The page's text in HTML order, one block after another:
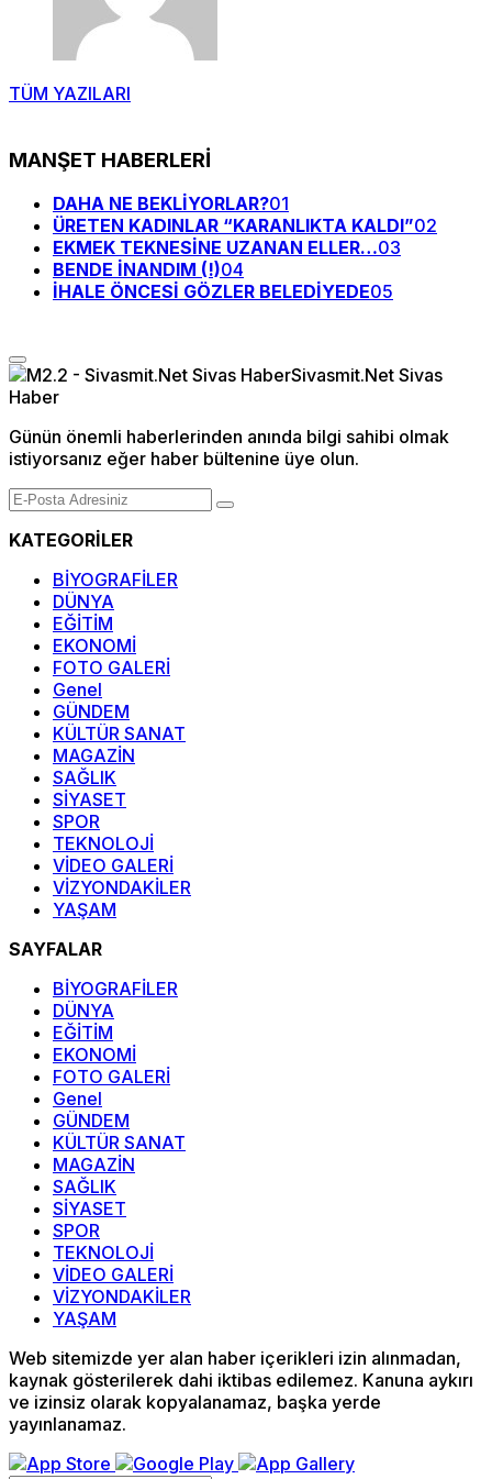
TÜM YAZILARI
MANŞET HABERLERİ
DAHA NE BEKLİYORLAR?01
ÜRETEN KADINLAR “KARANLIKTA KALDI”02
EKMEK TEKNESİNE UZANAN ELLER…03
BENDE İNANDIM (!)04
İHALE ÖNCESİ GÖZLER BELEDİYEDE05
Günün önemli haberlerinden anında bilgi sahibi olmak
istiyorsanız eğer haber bültenine üye olun.
KATEGORİLER
BİYOGRAFİLER
DÜNYA
EĞİTİM
EKONOMİ
FOTO GALERİ
Genel
GÜNDEM
KÜLTÜR SANAT
MAGAZİN
SAĞLIK
SİYASET
SPOR
TEKNOLOJİ
VİDEO GALERİ
VİZYONDAKİLER
YAŞAM
SAYFALAR
BİYOGRAFİLER
DÜNYA
EĞİTİM
EKONOMİ
FOTO GALERİ
Genel
GÜNDEM
KÜLTÜR SANAT
MAGAZİN
SAĞLIK
SİYASET
SPOR
TEKNOLOJİ
VİDEO GALERİ
VİZYONDAKİLER
YAŞAM
Web sitemizde yer alan haber içerikleri izin alınmadan,
kaynak gösterilerek dahi iktibas edilemez. Kanuna aykırı
ve izinsiz olarak kopyalanamaz, başka yerde
yayınlanamaz.